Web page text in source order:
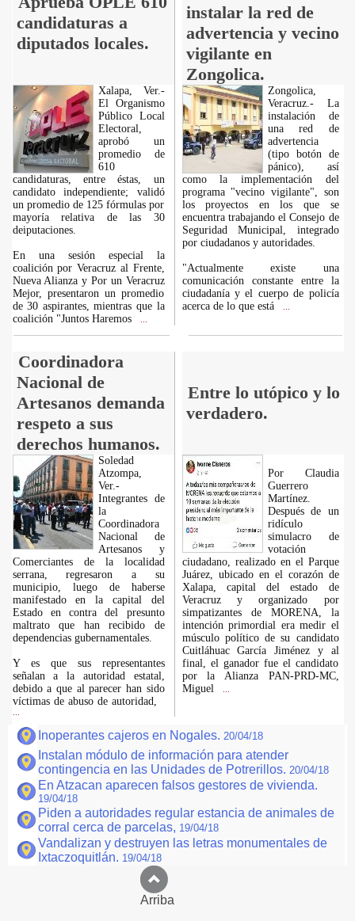
candidaturas a
diputados locales.
instalar la red de
advertencia y vecino
vigilante en
Zongolica.
Xalapa, Ver.-
El Organismo
Público Local
Electoral,
aprobó un
promedio de
610
candidaturas, entre éstas, un
candidato independiente; validó
un promedio de 125 fórmulas por
mayoría relativa de las 30
deiputaciones.
En una sesión especial la
coalición por Veracruz al Frente,
Nueva Alianza y Por un Veracruz
Mejor, presentaron un promedio
de 30 aspirantes, mientras que la
coalición "Juntos Haremos
Zongolica,
Veracruz.- La
instalación de
una red de
advertencia
(tipo botón de
pánico), así
como la implementación del
programa "vecino vigilante", son
los proyectos en los que se
encuentra trabajando el Consejo de
Seguridad Municipal, integrado
por ciudadanos y autoridades.
"Actualmente existe una
comunicación constante entre la
ciudadanía y el cuerpo de policía
acerca de lo que está
Coordinadora
Nacional de
Artesanos demanda
respeto a sus
derechos humanos.
Entre lo utópico y lo
verdadero.
Soledad
Atzompa,
Ver.-
Integrantes de
la
Coordinadora
Nacional de
Artesanos y
Comerciantes de la localidad
serrana, regresaron a su
municipio, luego de haberse
manifestado en la capital del
Estado en contra del presunto
maltrato que han recibido de
dependencias gubernamentales.
Y es que sus representantes
señalan a la autoridad estatal,
debido a que al parecer han sido
víctimas de abuso de autoridad,
Por Claudia
Guerrero
Martínez.
Después de un
ridículo
simulacro de
votación
ciudadano, realizado en el Parque
Juárez, ubicado en el corazón de
Xalapa, capital del estado de
Veracruz y organizado por
simpatizantes de MORENA, la
intención primordial era medir el
músculo político de su candidato
Cuitláhuac García Jiménez y al
final, el ganador fue el candidato
por la Alianza PAN-PRD-MC,
Miguel
Inoperantes cajeros en Nogales. 20/04/18
Instalan módulo de información para atender
contingencia en las Unidades de Potrerillos. 20/04/18
En Atzacan aparecen falsos gestores de vivienda.
19/04/18
Piden a autoridades regular estancia de animales de
corral cerca de parcelas, 19/04/18
Vandalizan y destruyen las letras monumentales de
Ixtaczoquitlán. 19/04/18
Arriba